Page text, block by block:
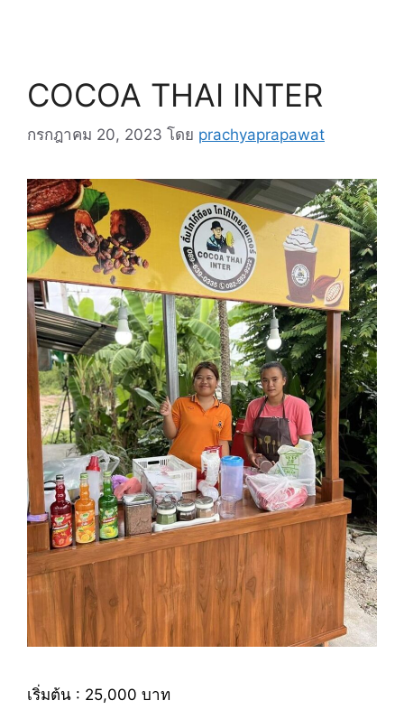
COCOA THAI INTER
กรกฎาคม 20, 2023 โดย prachyaprapawat
เริ่มต้น : 25,000 บาท